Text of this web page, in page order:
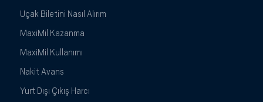
Uçak Biletini Nasıl Alırım
MaxiMil Kazanma
MaxiMil Kullanımı
Nakit Avans
Yurt Dışı Çıkış Harcı